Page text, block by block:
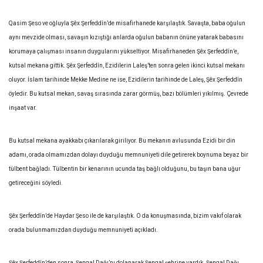
Qasim Şeso ve oğluyla Şêx Şerfeddîn’de misafirhanede karşılaştık. Savaşta, baba oğulun
aynı mevzide olması, savaşın kızıştığı anlarda oğulun babanın önüne yatarak babasını
korumaya çalışması insanın duygularını yükseltiyor. Misafirhaneden Şêx Şerfeddîn’e,
kutsal mekana gittik. Şêx Şerfeddîn, Ezidilerin Laleş’ten sonra gelen ikinci kutsal mekanı
oluyor. İslam tarihinde Mekke Medine ne ise, Ezidilerin tarihinde de Laleş, Şêx Şerfeddîn
öyledir. Bu kutsal mekan, savaş sırasında zarar görmüş, bazı bölümleri yıkılmış. Çevrede
inşaat var.
Bu kutsal mekana ayakkabı çıkarılarak giriliyor. Bu mekanın avlusunda Ezidi bir din
adamı, orada olmamızdan dolayı duyduğu memnuniyeti dile getirerek boynuma beyaz bir
tülbent bağladı. Tülbentin bir kenarının ucunda taş bağlı olduğunu, bu taşın bana uğur
getireceğini söyledi.
Şêx Şerfeddîn’de Haydar Şeso ile de karşılaştık. O da konuşmasında, bizim vakıf olarak
orada bulunmamızdan duyduğu memnuniyeti açıkladı.